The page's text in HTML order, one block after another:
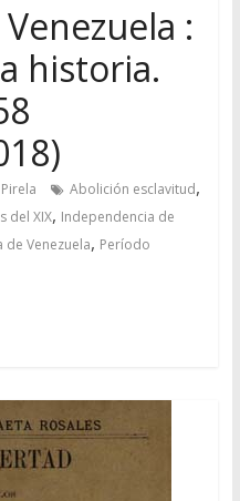
:
historia.
Abolición esclavitud,
del XIX, Independencia de
de Venezuela, Período